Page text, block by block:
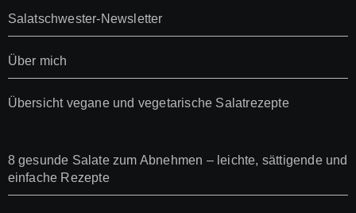
Salatschwester-Newsletter
Über mich
Übersicht vegane und vegetarische Salatrezepte
8 gesunde Salate zum Abnehmen – leichte, sättigende und
einfache Rezepte